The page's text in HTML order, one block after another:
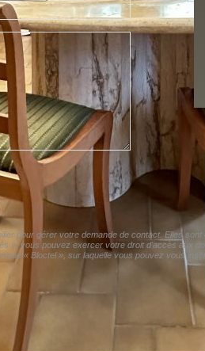
pour gérer votre demande de contact. Elles
», vous pouvez exercer votre droit d'accès aux
« Bloctel », sur laquelle vous pouvez vous